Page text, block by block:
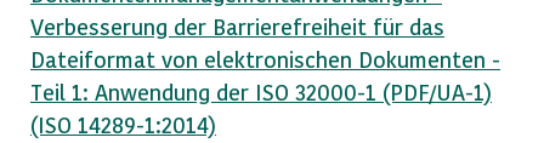
Verbesserung der Barrierefreiheit für das
Dateiformat von elektronischen Dokumenten -
Teil 1: Anwendung der ISO 32000-1 (PDF/UA-1)
(ISO 14289-1:2014)